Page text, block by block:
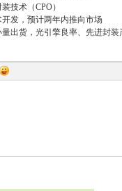
技术（CPO）
发，预计两年内推向市场
出货，光引擎良率、先进封